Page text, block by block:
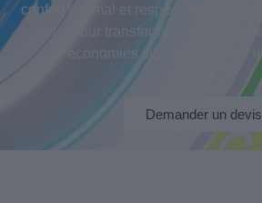
confort optimal et respect de
nous pour transformer votre
économies significatives sur
Demander un devis